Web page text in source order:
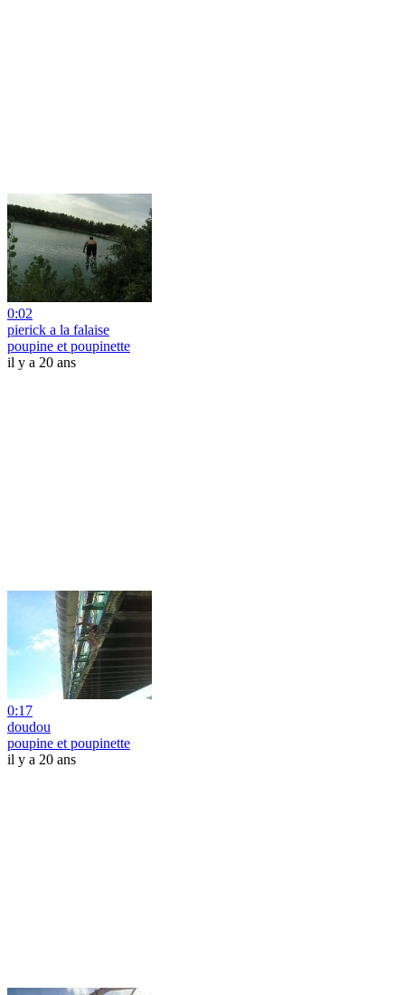
0:02
pierick a la falaise
poupine et poupinette
il y a 20 ans
0:17
doudou
poupine et poupinette
il y a 20 ans